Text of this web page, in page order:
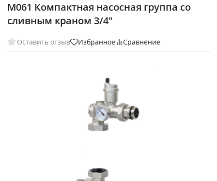
M061 Компактная насосная группа со
сливным краном 3/4"
Оставить отзыв Избранное Сравнение